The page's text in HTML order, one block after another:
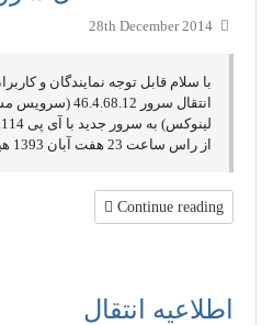
28th December 2014
با سلام قابل توجه نمايندگان و
انتقال سرور
از راس ساعت 23 هفت آبان 1393 هيچ گونه ...
Continue reading
اطلاعیه انتقال